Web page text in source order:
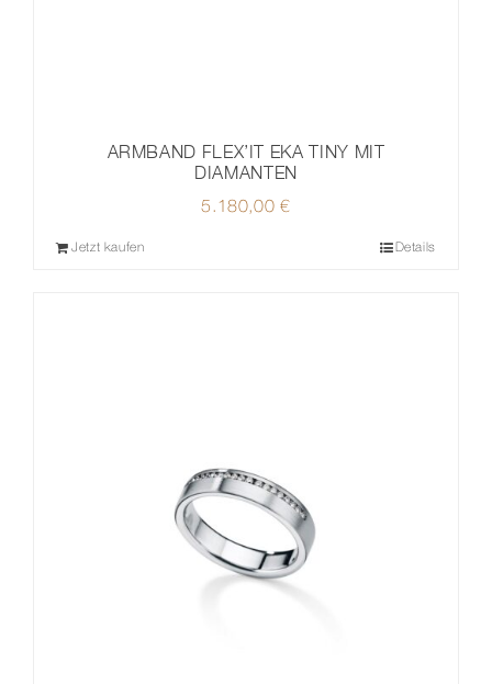
ARMBAND FLEX’IT EKA TINY MIT
DIAMANTEN
5.180,00€
Jetzt kaufen Details